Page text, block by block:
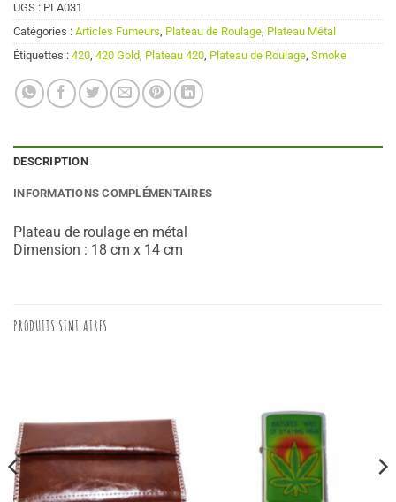
UGS : PLA031
Catégories : Articles Fumeurs, Plateau de Roulage, Plateau Métal
Étiquettes : 420, 420 Gold, Plateau 420, Plateau de Roulage, Smoke
DESCRIPTION
INFORMATIONS COMPLÉMENTAIRES
Plateau de roulage en métal
Dimension : 18 cm x 14 cm
PRODUITS SIMILAIRES